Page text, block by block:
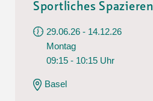
Sportliches Spazieren
29.06.26 - 14.12.26
Montag
09:15 - 10:15 Uhr
Basel